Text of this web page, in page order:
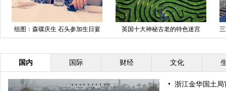
组图：森碟庆生 石头参加生日宴
对话萌哭网友
英国十大神秘古老的特色迷宫
国内 国际 财经 文化
浙江金华国土